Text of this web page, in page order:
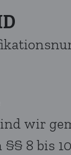
wir
8 bis